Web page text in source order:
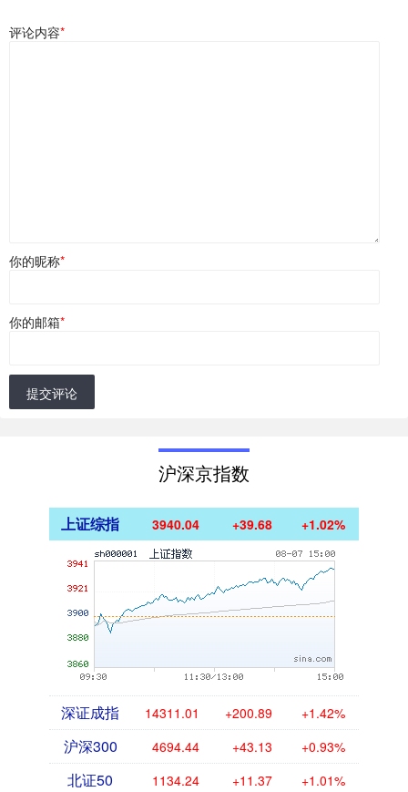
评论内容*
你的昵称*
你的邮箱*
提交评论
沪深京指数
上证综指 3940.04 +39.68 +1.02%
深证成指 14311.01 +200.89 +1.42%
沪深300 4694.44 +43.13 +0.93%
北证50 1134.24 +11.37 +1.01%